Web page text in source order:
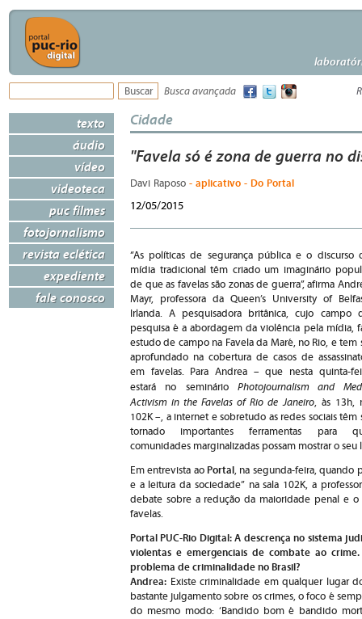
Busca avançada
texto
áudio
vídeo
videoteca
puc filmes
fotojornalismo
revista eclética
expediente
fale conosco
Cidade
"Favela só é zona de guerra no
Davi Raposo - aplicativo - Do Portal
12/05/2015
“As políticas de segurança pública e o discurso
mídia tradicional têm criado um imaginário
de que as favelas são zonas de guerra”, afirma
Mayr, professora da Queen’s University of
Irlanda. A pesquisadora britânica, cujo campo
pesquisa é a abordagem da violência pela mídia,
estudo de campo na Favela da Maré, no Rio, e tem
aprofundado na cobertura de casos de
em favelas. Para Andrea – que nesta quinta-
estará no seminárioPhotojournalism and
Activism in the Favelas of Rio de Janeiro, às 13h,
102K –, a internet e sobretudo as redes sociais têm
tornado importantes ferramentas para
comunidades marginalizadas possam mostrar o seu
Em entrevista ao Portal, na segunda-feira, quando
e a leitura da sociedade” na sala 102K, a
debate sobre a redução da maioridade penal e o
favelas.
Portal PUC-Rio Digital: A descrença no sistema
violentas e emergenciais de combate ao
problema de criminalidade no Brasil?
Andrea: Existe criminalidade em qualquer lugar
bastante julgamento sobre os crimes, o foco é
do mesmo modo: ‘Bandido bom é bandido